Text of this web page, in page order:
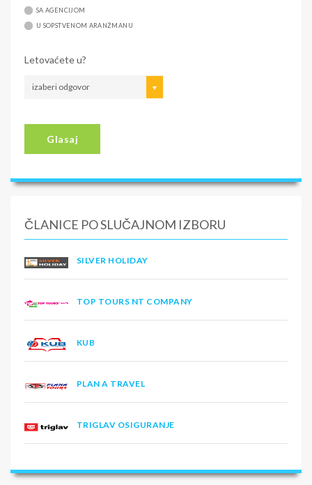
SA AGENCIJOM
U SOPSTVENOM ARANŽMANU
Letovaćete u?
izaberi odgovor
Glasaj
ČLANICE PO SLUČAJNOM IZBORU
SILVER HOLIDAY
TOP TOURS NT COMPANY
KUB
PLAN A TRAVEL
TRIGLAV OSIGURANJE